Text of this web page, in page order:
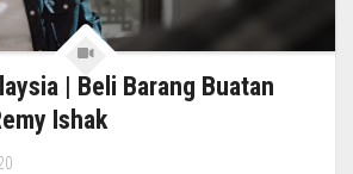
| Beli Barang Buatan
Ishak